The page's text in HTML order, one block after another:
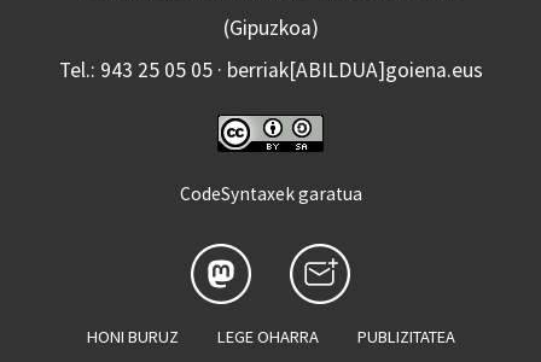
(Gipuzkoa)
Tel.: 943 25 05 05 · berriak[ABILDUA]goiena.eus
CodeSyntaxek garatua
HONI BURUZ LEGE OHARRA PUBLIZITATEA